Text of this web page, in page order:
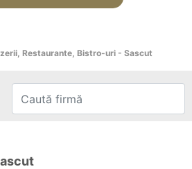
Restaurante, Bistro-uri - Sascut